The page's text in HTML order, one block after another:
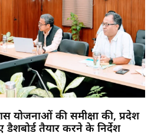
योजनाओं की समीक्षा की, प्रदेश
तैयार करने के निर्देश